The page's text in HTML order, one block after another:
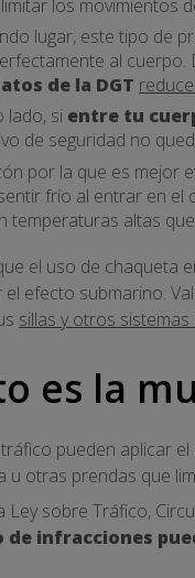
los movimientos
lugar, este tipo de
al
de la DGT
lado, si entre tu
de seguridad no
por la que es mejor
frío al entrar en el
temperaturas altas
el uso de chaqueta
efecto submarino.
sillas y otros
es la
pueden aplicar
u otras prendas que
Ley sobre Tráfico,
de infracciones